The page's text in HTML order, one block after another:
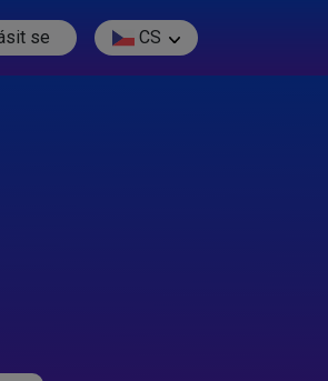
se CS